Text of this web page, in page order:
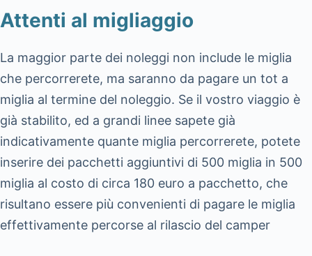
Attenti al migliaggio
La maggior parte dei noleggi non include le miglia
che percorrerete, ma saranno da pagare un tot a
miglia al termine del noleggio. Se il vostro viaggio è
già stabilito, ed a grandi linee sapete già
indicativamente quante miglia percorrerete, potete
inserire dei pacchetti aggiuntivi di 500 miglia in 500
miglia al costo di circa 180 euro a pacchetto, che
risultano essere più convenienti di pagare le miglia
effettivamente percorse al rilascio del camper